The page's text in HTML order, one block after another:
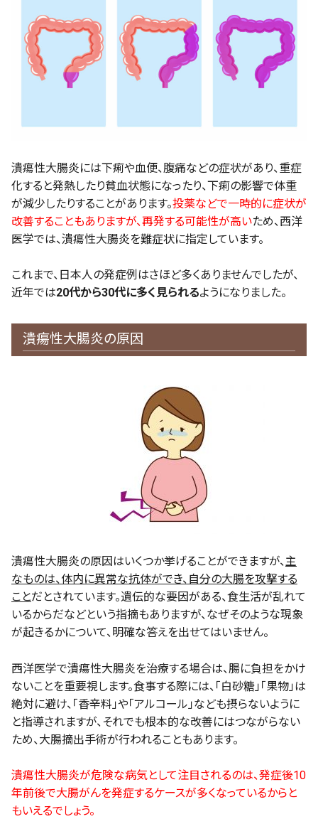
潰瘍性大腸炎には下痢や血便、腹痛などの症状があり、重症
化すると発熱したり貧血状態になったり、下痢の影響で体重
が減少したりすることがあります。投薬などで一時的に症状が
改善することもありますが、再発する可能性が高いため、西洋
医学では、潰瘍性大腸炎を難症状に指定しています。
これまで、日本人の発症例はさほど多くありませんでしたが、
近年では20代から30代に多く見られるようになりました。
潰瘍性大腸炎の原因
潰瘍性大腸炎の原因はいくつか挙げることができますが、主
なものは、体内に異常な抗体ができ、自分の大腸を攻撃する
ことだとされています。遺伝的な要因がある、食生活が乱れて
いるからだなどという指摘もありますが、なぜそのような現象
が起きるかについて、明確な答えを出せてはいません。
西洋医学で潰瘍性大腸炎を治療する場合は、腸に負担をかけ
ないことを重要視します。食事する際には、「白砂糖」「果物」は
絶対に避け、「香辛料」や「アルコール」なども摂らないように
と指導されますが、それでも根本的な改善にはつながらない
ため、大腸摘出手術が行われることもあります。
潰瘍性大腸炎が危険な病気として注目されるのは、発症後10
年前後で大腸がんを発症するケースが多くなっているからと
もいえるでしょう。